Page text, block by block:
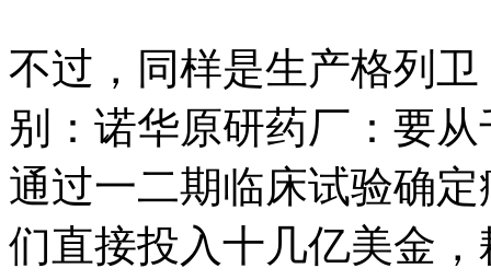
不过，同样是生产格列
别：诺华原研药厂：要
通过一二期临床试验确
们直接投入十几亿美金